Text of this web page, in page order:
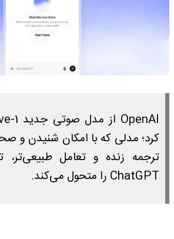
کرد؛ مدلی که با امکان شنیدن و
ترجمه زنده و تعامل طبیعی‌تر،
ChatGPT را متحول می‌کند.